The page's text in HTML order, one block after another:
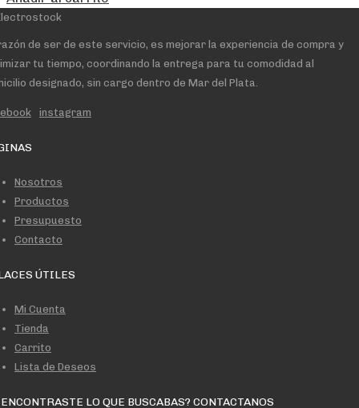
de ser de este servicio, es mejorar la experiencia de compra y
tu tiempo, coordinando la entrega para tu comodidad al
designado, sin cargo dentro de Mar del Plata.
instagram
Nosotros
Productos
Presupuesto
Contacto
ÚTILES
Mi Cuenta
Tienda
Carrito
Lista de Deseos
LO QUE BUSCABAS? CONTACTANOS